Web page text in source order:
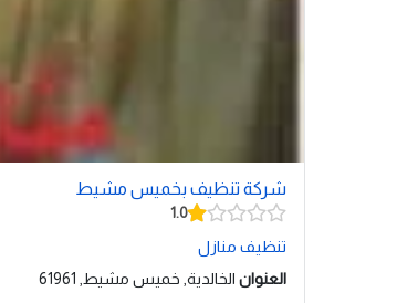
شركة تنظيف بخميس مشيط
1.0
تنظيف منازل
العنوان الخالدية, خميس مشيط, 61961